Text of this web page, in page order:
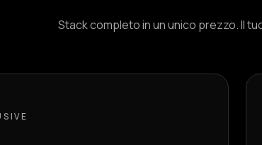
Stack completo in un unico prezzo. Il